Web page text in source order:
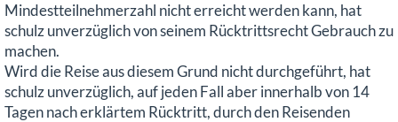
Mindestteilnehmerzahl nicht erreicht werden kann, hat
schulz unverzüglich von seinem Rücktrittsrecht Gebrauch zu
machen.
Wird die Reise aus diesem Grund nicht durchgeführt, hat
schulz unverzüglich, auf jeden Fall aber innerhalb von 14
Tagen nach erklärtem Rücktritt, durch den Reisenden